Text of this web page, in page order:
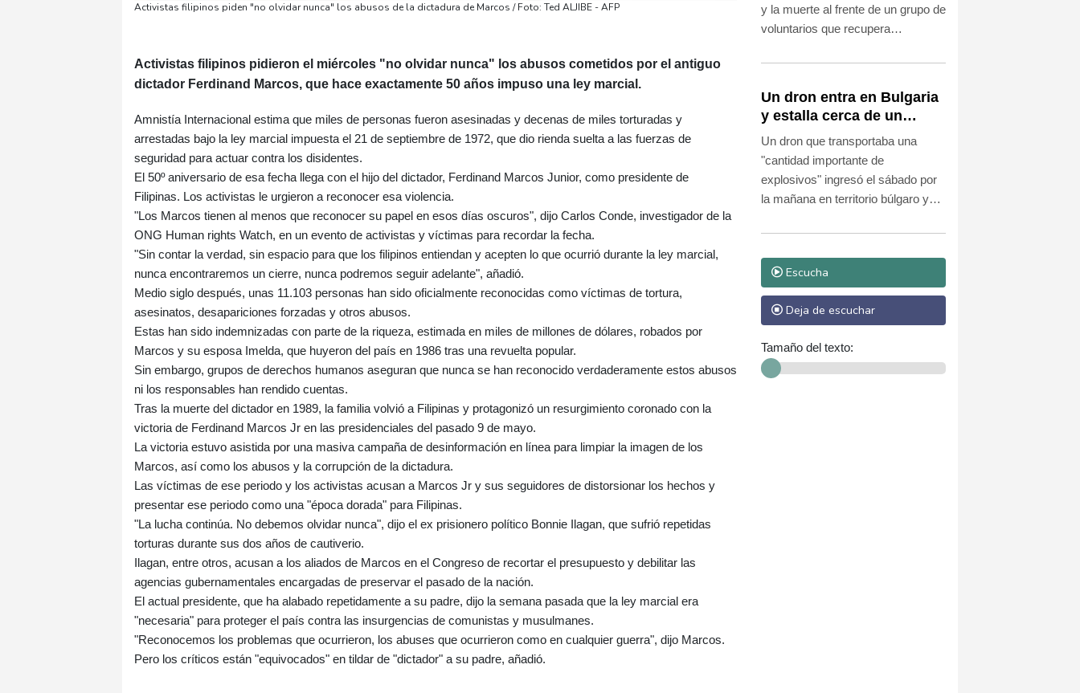
Activistas filipinos piden "no olvidar nunca" los abusos de la dictadura de Marcos / Foto: Ted ALJIBE - AFP
Activistas filipinos pidieron el miércoles "no olvidar nunca" los abusos cometidos por el antiguo
dictador Ferdinand Marcos, que hace exactamente 50 años impuso una ley marcial.
Amnistía Internacional estima que miles de personas fueron asesinadas y decenas de miles torturadas y
arrestadas bajo la ley marcial impuesta el 21 de septiembre de 1972, que dio rienda suelta a las fuerzas de
seguridad para actuar contra los disidentes.
El 50º aniversario de esa fecha llega con el hijo del dictador, Ferdinand Marcos Junior, como presidente de
Filipinas. Los activistas le urgieron a reconocer esa violencia.
"Los Marcos tienen al menos que reconocer su papel en esos días oscuros", dijo Carlos Conde, investigador de la
ONG Human rights Watch, en un evento de activistas y víctimas para recordar la fecha.
"Sin contar la verdad, sin espacio para que los filipinos entiendan y acepten lo que ocurrió durante la ley marcial,
nunca encontraremos un cierre, nunca podremos seguir adelante", añadió.
Medio siglo después, unas 11.103 personas han sido oficialmente reconocidas como víctimas de tortura,
asesinatos, desapariciones forzadas y otros abusos.
Estas han sido indemnizadas con parte de la riqueza, estimada en miles de millones de dólares, robados por
Marcos y su esposa Imelda, que huyeron del país en 1986 tras una revuelta popular.
Sin embargo, grupos de derechos humanos aseguran que nunca se han reconocido verdaderamente estos abusos
ni los responsables han rendido cuentas.
Tras la muerte del dictador en 1989, la familia volvió a Filipinas y protagonizó un resurgimiento coronado con la
victoria de Ferdinand Marcos Jr en las presidenciales del pasado 9 de mayo.
La victoria estuvo asistida por una masiva campaña de desinformación en línea para limpiar la imagen de los
Marcos, así como los abusos y la corrupción de la dictadura.
Las víctimas de ese periodo y los activistas acusan a Marcos Jr y sus seguidores de distorsionar los hechos y
presentar ese periodo como una "época dorada" para Filipinas.
"La lucha continúa. No debemos olvidar nunca", dijo el ex prisionero político Bonnie Ilagan, que sufrió repetidas
torturas durante sus dos años de cautiverio.
Ilagan, entre otros, acusan a los aliados de Marcos en el Congreso de recortar el presupuesto y debilitar las
agencias gubernamentales encargadas de preservar el pasado de la nación.
El actual presidente, que ha alabado repetidamente a su padre, dijo la semana pasada que la ley marcial era
"necesaria" para proteger el país contra las insurgencias de comunistas y musulmanes.
"Reconocemos los problemas que ocurrieron, los abuses que ocurrieron como en cualquier guerra", dijo Marcos.
Pero los críticos están "equivocados" en tildar de "dictador" a su padre, añadió.
y la muerte al frente de un grupo de
voluntarios que recupera
peligrosas del frente de Ucrania.
Un dron entra en Bulgaria
y estalla cerca de un
gasoducto en la frontera
con Rumania
Un dron que transportaba una
"cantidad importante de
explosivos" ingresó el sábado por
la mañana en territorio búlgaro y
Rumania y de un gasoducto
transbalcánico, sin causar
víctimas, anunció el primer
ministro de Bulgaria, Rumen
Radev.
Escucha
Deja de escuchar
Tamaño del texto: